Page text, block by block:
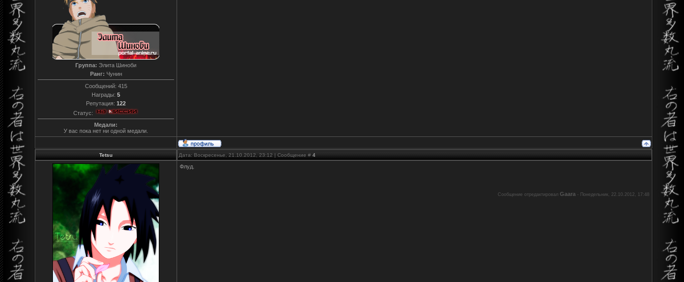
Группа: Элита Шиноби
Ранг: Чунин
Сообщений: 415
Награды: 5
Репутация: 122
Статус:
Медали:
У вас пока нет ни одной медали.
Tetsu Дата: Воскресенье, 21.10.2012, 23:12 | Сообщение # 4
Флуд.
Сообщение отредактировал Gaara - Понедельник, 22.10.2012, 17:48